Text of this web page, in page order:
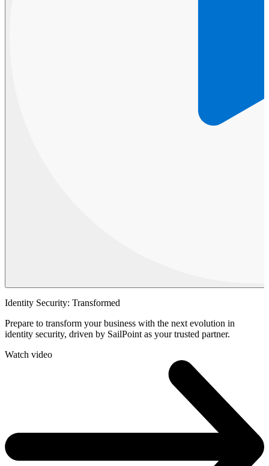
Identity Security: Transformed
Prepare to transform your business with the next evolution in
identity security, driven by SailPoint as your trusted partner.
Watch video